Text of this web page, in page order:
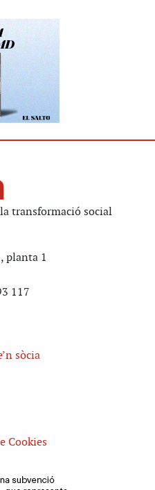
transformació social
planta 1
117
sòcia
Cookies